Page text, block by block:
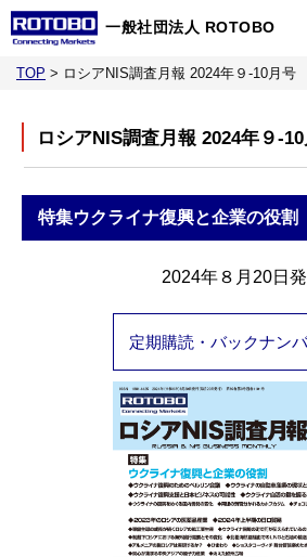
一般社団法人 ROTOBO
当会について
TOP > ロシアNIS調査月報 2024年９-10月号
ロシアNIS調査月報 2024年９-
特集ウクライナ復興と企業の役割
2024年８月20日
定期購読・バックナン